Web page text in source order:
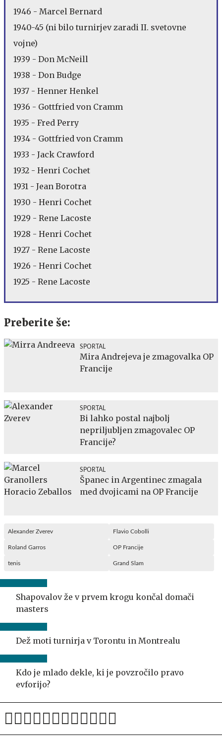
1946 - Marcel Bernard
1940-45 (ni bilo turnirjev zaradi II. svetovne
vojne)
1939 - Don McNeill
1938 - Don Budge
1937 - Henner Henkel
1936 - Gottfried von Cramm
1935 - Fred Perry
1934 - Gottfried von Cramm
1933 - Jack Crawford
1932 - Henri Cochet
1931 - Jean Borotra
1930 - Henri Cochet
1929 - Rene Lacoste
1928 - Henri Cochet
1927 - Rene Lacoste
1926 - Henri Cochet
1925 - Rene Lacoste
Preberite še:
SPORTAL
Mira Andrejeva je zmagovalka OP
Francije
SPORTAL
Bi lahko postal najbolj
nepriljubljen zmagovalec OP
Francije?
SPORTAL
Španec in Argentinec zmagala
med dvojicami na OP Francije
Alexander Zverev Flavio Cobolli
Roland Garros OP Francije
tenis Grand Slam
Shapovalov že v prvem krogu končal domači
masters
Dež moti turnirja v Torontu in Montrealu
Kdo je mlado dekle, ki je povzročilo pravo
evforijo?